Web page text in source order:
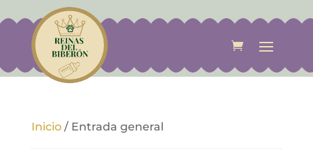
Inicio/ Entrada general